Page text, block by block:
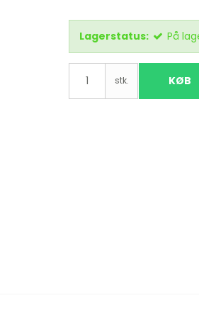
Lagerstatus: På
stk. KØB